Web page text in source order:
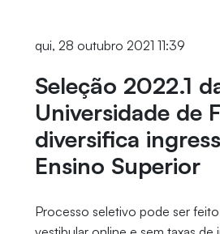
qui, 28 outubro 2021 11:39
Seleção 2022.1
Universidade de
diversifica
Ensino Superior
Processo seletivo pode ser